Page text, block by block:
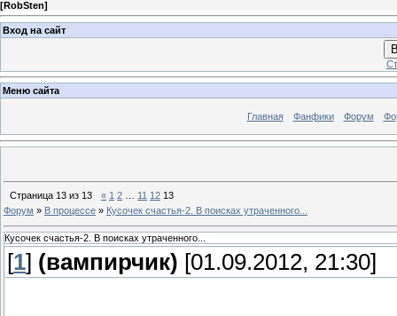
[RobSten]
Вход на сайт
Меню сайта
Главная Фанфики Форум
Страница 13 из 13 « 1 2 11 12 13
Форум » В процессе » Кусочек счастья-2. В поисках утраченного...
Кусочек счастья-2. В поисках утраченного...
[1] (вампирчик) [01.09.2012, 21:30]